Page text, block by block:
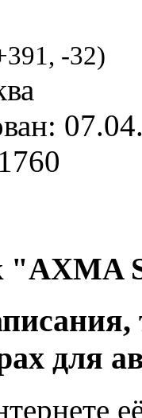
, -32)
"AXMA
для